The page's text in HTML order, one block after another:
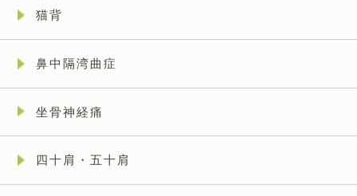
猫背
鼻中隔湾曲症
坐骨神経痛
四十肩・五十肩